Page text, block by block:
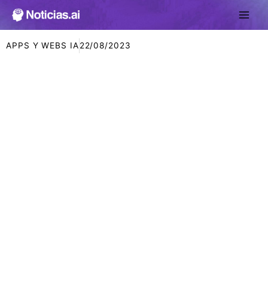
APPS Y WEBS IA22/08/2023